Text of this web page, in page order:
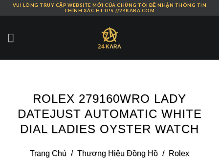
Skip
content
VUI LÒNG TRUY CẬP WEBSITE MỚI CỦA CHÚNG TÔI ĐỂ NHẬN THÔNG TIN
CHÍNH XÁC HTTPS://24KARA.COM
ROLEX 279160WRO LADY
DATEJUST AUTOMATIC WHITE
DIAL LADIES OYSTER WATCH
Trang Chủ / Thương Hiệu Đồng Hồ / Rolex